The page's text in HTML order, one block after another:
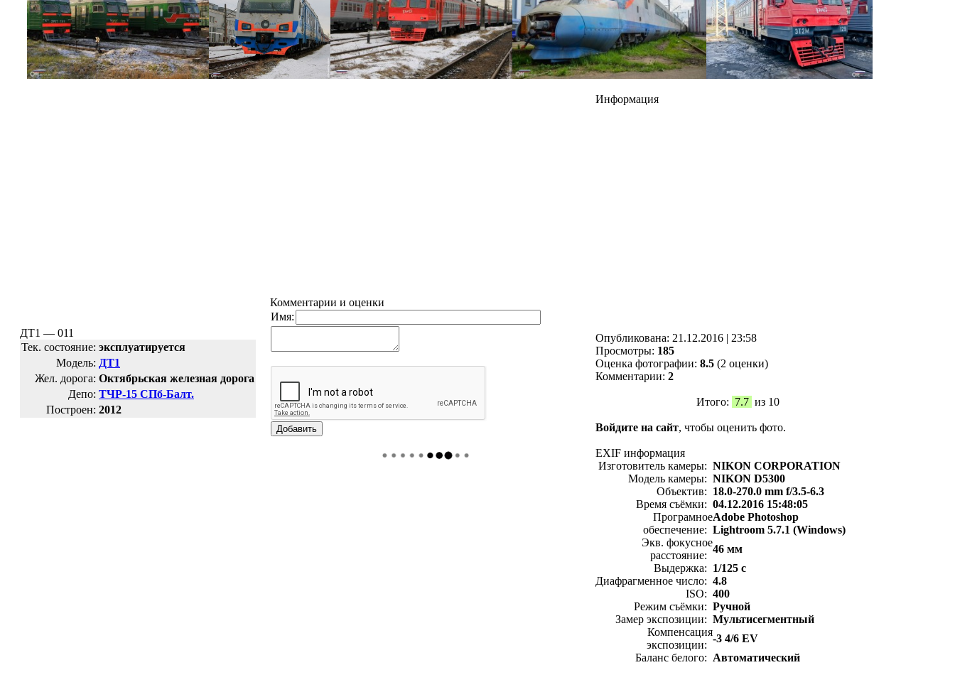
ДТ1 — 011
Тек. состояние: эксплуатируется
Модель: ДТ1
Жел. дорога: Октябрьская железная дорога
Депо: ТЧР-15 СПб-Балт.
Построен: 2012
Комментарии и оценки
Имя:
Информация
Опубликованa: 21.12.2016 | 23:58
Просмотры: 185
Оценка фотографии: 8.5 (2 оценки)
Комментарии: 2
Итого: 7.7 из 10
Войдите на сайт, чтобы оценить фото.
EXIF информация
Изготовитель камеры: NIKON CORPORATION
Модель камеры: NIKON D5300
Объектив: 18.0-270.0 mm f/3.5-6.3
Время съёмки: 04.12.2016 15:48:05
Програмное
обеспечение:
Adobe Photoshop
Lightroom 5.7.1 (Windows)
Экв. фокусное
расстояние:
46 мм
Выдержка: 1/125 с
Диафрагменное число: 4.8
ISO: 400
Режим съёмки: Ручной
Замер экспозиции: Мультисегментный
Компенсация
экспозиции:
-3 4/6 EV
Баланс белого: Автоматический